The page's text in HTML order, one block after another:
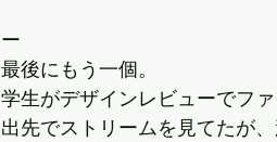
ー
最後にもう一個。
学生がデザインレビューでフ
出先でストリームを見てたが、